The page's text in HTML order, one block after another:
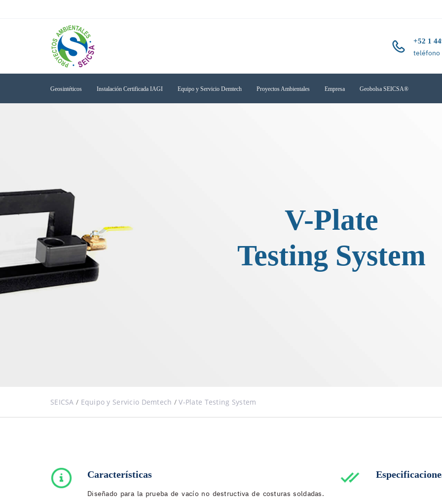
content
+52 1
teléfono
Geosintéticos Instalación Certificada IAGI Equipo y Servicio Demtech Proyectos Ambientales Empresa Geobolsa SEICSA®
V-Plate
Testing System
SEICSA / Equipo y Servicio Demtech /V-Plate Testing System
Características
Diseñado para la prueba de vacío no destructiva de costuras soldadas.